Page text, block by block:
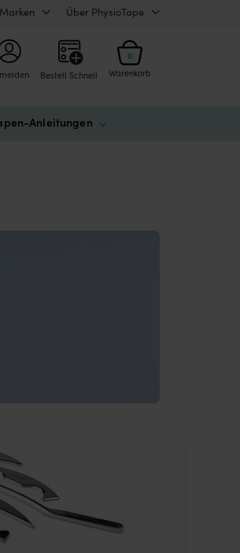
Marken Über PhysioTape
Bestell Schnell
0
Warenkorb
Anleitungen